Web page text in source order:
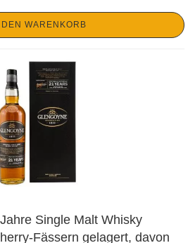
WARENKORB
Single Malt Whisky
Fässern gelagert, davon